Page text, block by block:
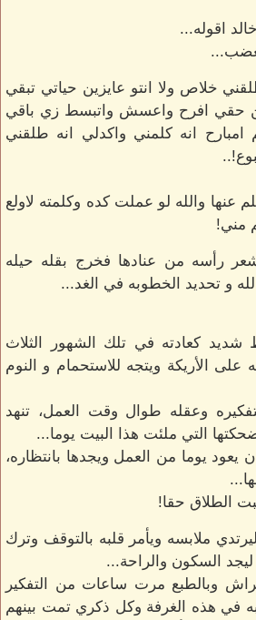
اقوله...
خلاص ولا انتو عايزين حياتي تبقي
حقي افرح واعسش واتبسط زي باقي
امبارح انه كلمني واكدلي انه طلقني
عنها والله لو عملت كده وكلمته لاولع
مني!
رأسه من عنادها فخرج بقله حيله
و تحديد الخطوبه في الغد...
كعادته في تلك الشهور الثلاث
الأريكة ويتجه للاستحمام و النوم
وعقله طوال وقت العمل، تنهد
التي ملئت هذا البيت يوما...
يعود يوما من العمل ويجدها بانتظاره،
الطلاق حقا!
ملابسه ويأمر قلبه بالتوقف وترك
السكون والراحة...
وبالطبع مرت ساعات من التفكير
في هذه الغرفة وكل ذكري تمت بينهم